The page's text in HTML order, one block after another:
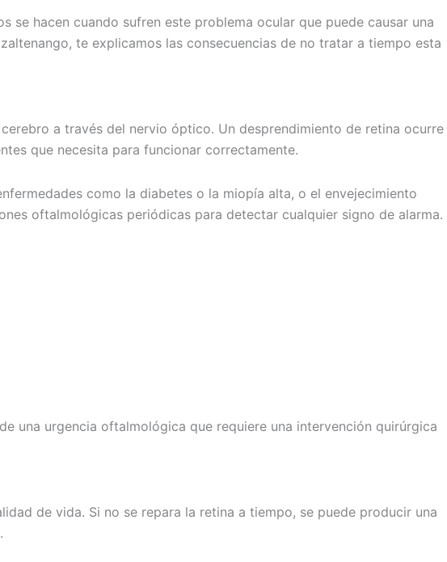
se hacen cuando sufren este problema ocular que puede causar una
te explicamos las consecuencias de no tratar a tiempo esta
a través del nervio óptico. Un desprendimiento de retina ocurre
que necesita para funcionar correctamente.
como la diabetes o la miopía alta, o el envejecimiento
oftalmológicas periódicas para detectar cualquier signo de alarma.
una urgencia oftalmológica que requiere una intervención quirúrgica
de vida. Si no se repara la retina a tiempo, se puede producir una